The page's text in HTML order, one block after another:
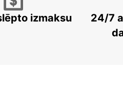
izmaksu
24/7